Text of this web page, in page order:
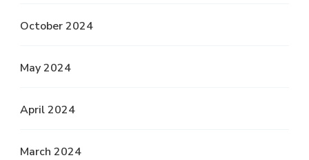
October 2024
May 2024
April 2024
March 2024